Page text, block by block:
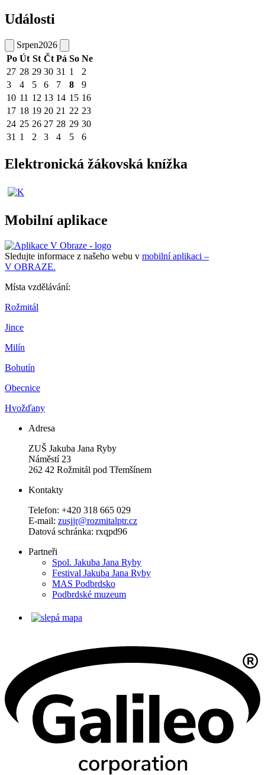
Události
Srpen2026
Po Út St Čt Pá So Ne
27 28 29 30 31 1
2
3
4 5 6 7 8
9
10 11 12 13 14 15 16
17 18 19 20 21 22 23
24 25 26 27 28 29 30
31 1 2 3 4 5 6
Elektronická žákovská knížka
Mobilní aplikace
Sledujte informace z našeho webu v mobilní aplikaci –
V OBRAZE.
Místa vzdělávání:
Rožmitál
Jince
Milín
Bohutín
Obecnice
Hvožďany
Adresa
ZUŠ Jakuba Jana Ryby
Náměstí 23
262 42 Rožmitál pod Třemšínem
Kontakty
Telefon: +420 318 665 029
E-mail: zusjjr@rozmitalptr.cz
Datová schránka: rxqpd96
Partneři
Spol. Jakuba Jana Ryby
Festival Jakuba Jana Ryby
MAS Podbrdsko
Podbrdské muzeum